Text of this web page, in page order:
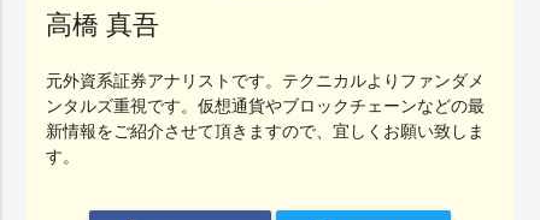
高橋 真吾
元外資系証券アナリストです。テクニカルよりファンダメ
ンタルズ重視です。仮想通貨やブロックチェーンなどの最
新情報をご紹介させて頂きますので、宜しくお願い致しま
す。